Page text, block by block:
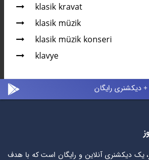
klasik kravat
klasik müzik
klasik müzik konseri
klavye
دیکشنری رایگان
یک دیکشنری آنلاین و رایگان است که با هدف